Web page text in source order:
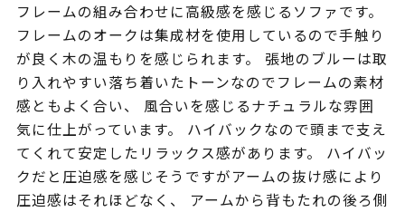
フレームの組み合わせに高級感を感じるソファです。
フレームのオークは集成材を使用しているので手触り
が良く木の温もりを感じられます。 張地のブルーは取
り入れやすい落ち着いたトーンなのでフレームの素材
感ともよく合い、 風合いを感じるナチュラルな雰囲
気に仕上がっています。 ハイバックなので頭まで支え
てくれて安定したリラックス感があります。 ハイバッ
クだと圧迫感を感じそうですがアームの抜け感により
圧迫感はそれほどなく、 アームから背もたれの後ろ側